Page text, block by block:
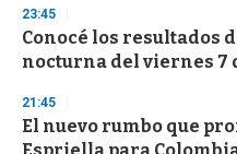
23:45
Conocé los resultados
nocturna del viernes 7
21:45
El nuevo rumbo que